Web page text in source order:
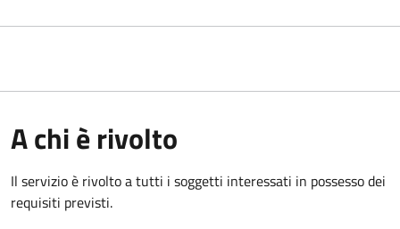
A chi è rivolto
Il servizio è rivolto a tutti i soggetti interessati in possesso dei
requisiti previsti.